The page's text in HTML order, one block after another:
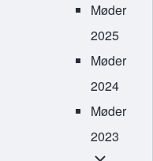
Møder
2025
Møder
2024
Møder
2023